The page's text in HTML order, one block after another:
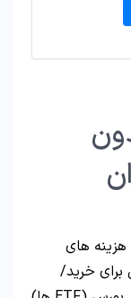
بدون
هزینه های
برای خرید/